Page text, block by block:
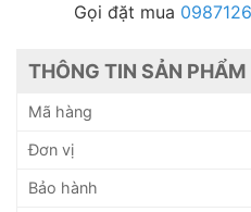
Gọi đặt mua
THÔNG TIN SẢN PHẨM
Mã hàng
Đơn vị
Bảo hành